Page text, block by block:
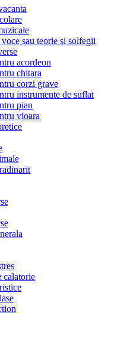
sau teorie si solfegii
acordeon
chitara
corzi grave
instrumente de suflat
pian
vioara
calatorie